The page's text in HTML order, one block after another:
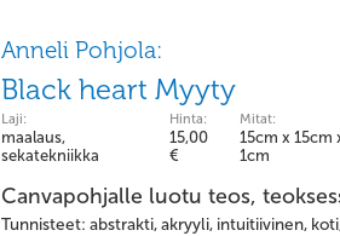
Anneli Pohjola:
Black heart Myyty
Laji:
maalaus,
sekatekniikka
Hinta:
15,00
€
Mitat:
15cm x 15cm
1cm
Canvapohjalle luotu teos,
Tunnisteet: abstrakti, akryyli, intuitiivinen,